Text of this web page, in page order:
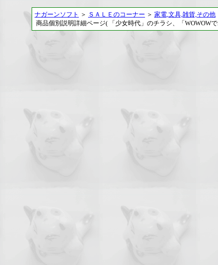
ナガーンソフト ＞ ＳＡＬＥのコーナー ＞ 家電,文具,雑貨,その他
商品個別説明詳細ページ( 「少女時代」のチラシ、「WOWOW